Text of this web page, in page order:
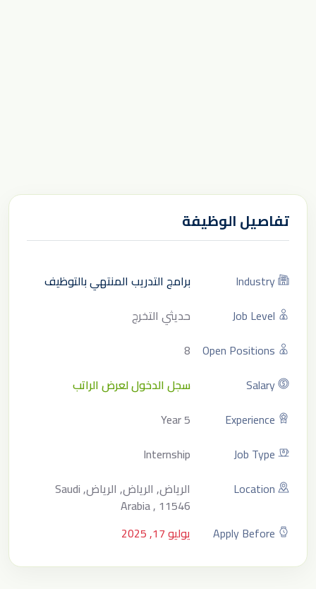
تفاصيل الوظيفة
Industry
برامج التدريب المنتهي بالتوظيف
Job Level
حديثي التخرج
Open Positions
8
Salary
سجل الدخول لعرض الراتب
Experience
5 Year
Job Type
Internship
Location
الرياض, الرياض, الرياض, Saudi
Arabia , 11546
Apply Before
يوليو 17, 2025